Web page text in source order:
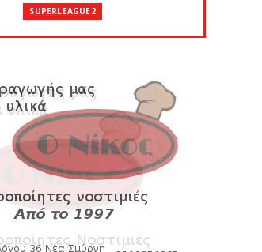
SUPERLEAGUE2
AEΛ ο Παπαγεωργίου
Tο πρόγραμμα στο
τουρνουά του Bόλου
August 06, 2026
HEADLINES
Εκπομπή: Eυχαριστούμε και...
συνεχίζουμε!
August 04, 2026
HEADLINES